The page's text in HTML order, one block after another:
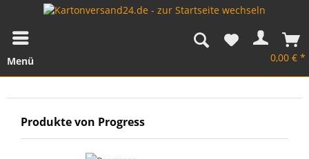
Menü 0,00 € *
Produkte von Progress